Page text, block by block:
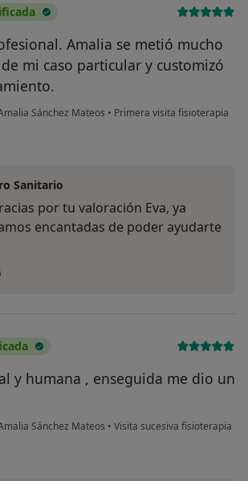
Amalia se metió mucho
mi caso particular y customizó
Sánchez Mateos • Primera visita fisioterapia
Eva
Sanitario
por tu valoración Eva, ya
encantadas de poder ayudarte
y humana , enseguida me dio un
Sánchez Mateos • Visita sucesiva fisioterapia
VL